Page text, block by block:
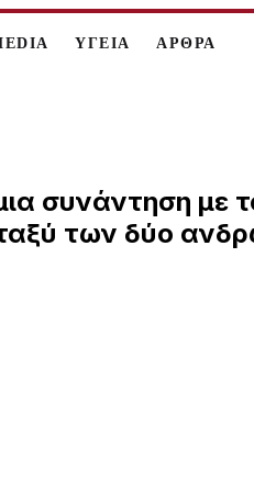
ΥΓΕΙΑ ΑΡΘΡΑ
συνάντηση με
των δύο